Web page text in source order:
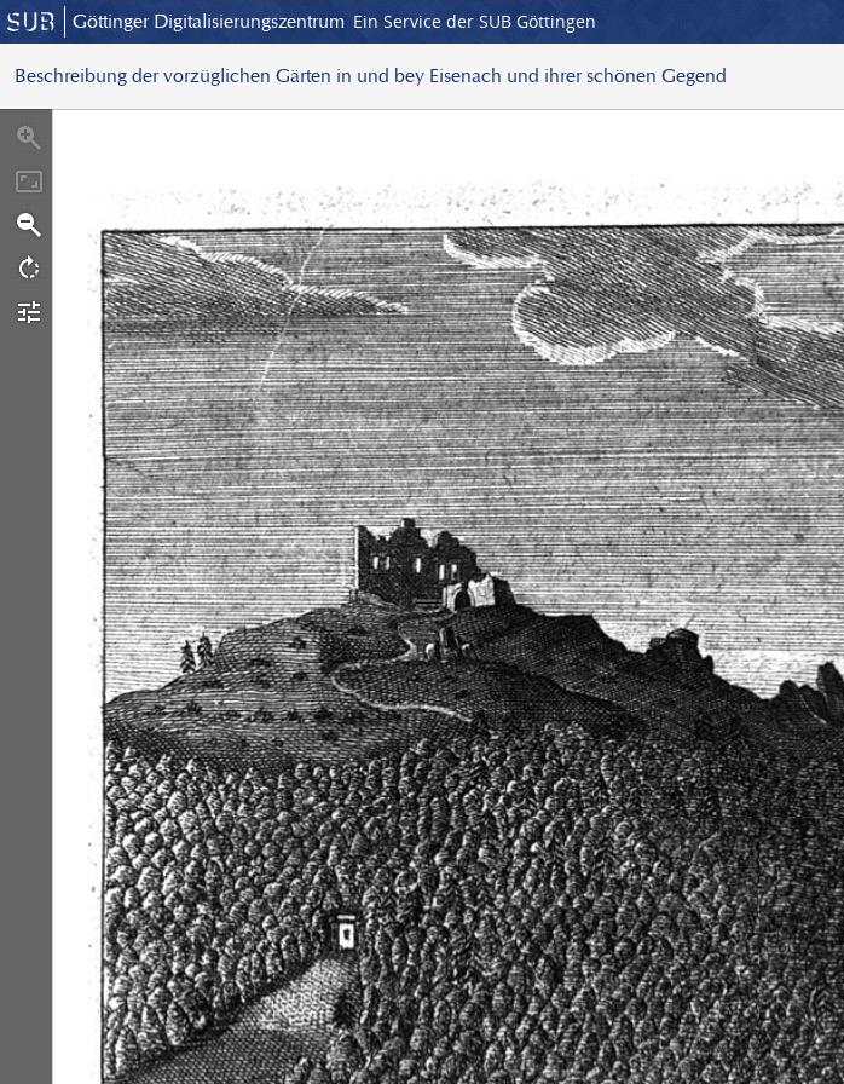
Göttinger Digitalisierungszentrum Ein Service der SUB Göttingen
Beschreibung der vorzüglichen Gärten in und bey Eisenach und ihrer schönen Gegend